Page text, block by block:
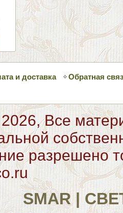
и доставка
Обратная
Все
разрешено
SMAR |